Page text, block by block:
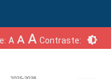
A A A Contraste: brightness_6